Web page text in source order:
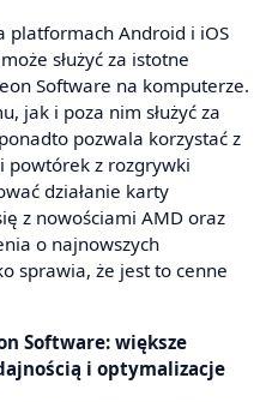
platformach Android i iOS
służyć za istotne
Software na komputerze.
jak i poza nim służyć za
pozwala korzystać z
powtórek z rozgrywki
działanie karty
z nowościami AMD oraz
o najnowszych
sprawia, że jest to cenne
Software: większe
i optymalizacje